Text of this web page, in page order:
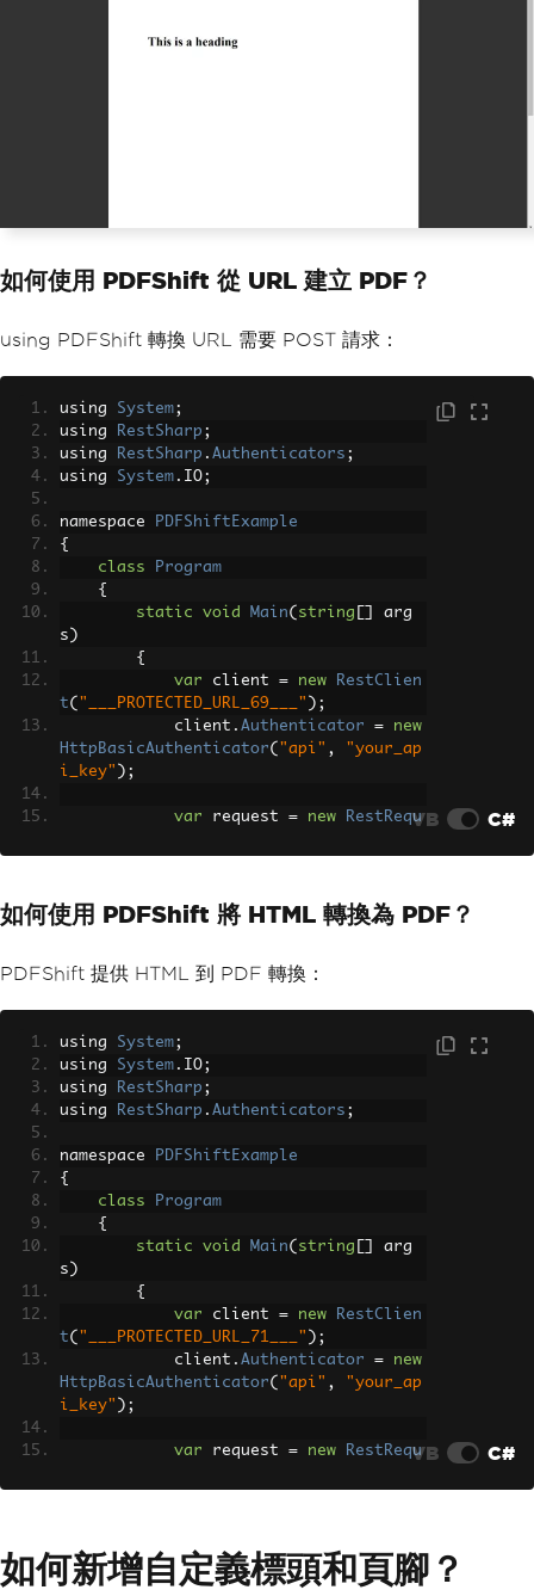
如何使用 PDFShift 從 URL 建立 PDF？
using PDFShift 轉換 URL 需要 POST 請求：
using System;
using
RestSharp ;
using
RestSharp . Authenticators ;
using System . IO;
namespace
PDFShiftExample
{
class
Program
{
static
void Main( string
arg
s )
{
var client = new
RestClien
t( "___PROTECTED_URL_69___" );
            client
. Authenticator =
new
HttpBasicAuthenticator( "api" ,
"your_ap
i_key" );
var request = new
RestRequ
{
                source
"___PROTECTED
// Additional options
};
            request
var response = client
if
(!response
l
{
sful response
ror: {response.StatusCode} - {respons
e.ErrorMessage}" );
}
else
{
}
VB C#
如何使用 PDFShift 將 HTML 轉換為 PDF？
PDFShift 提供 HTML 到 PDF 轉換：
using System;
using System . IO;
using
RestSharp ;
using
RestSharp . Authenticators ;
namespace
PDFShiftExample
{
class
Program
{
static
void Main( string
arg
s )
{
var client = new
RestClien
t( "___PROTECTED_URL_71___" );
            client
. Authenticator =
new
HttpBasicAuthenticator( "api" ,
"your_ap
i_key" );
var request = new
RestRequ
var json =
new
{
VB C#
如何新增自定義標頭和頁腳？